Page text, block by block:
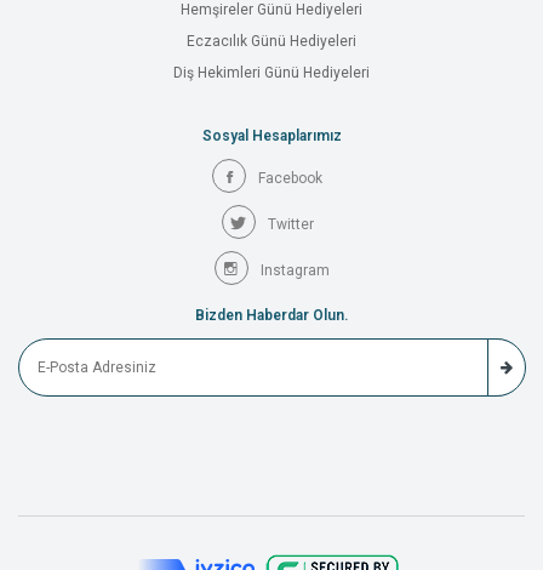
Hemşireler Günü Hediyeleri
Eczacılık Günü Hediyeleri
Diş Hekimleri Günü Hediyeleri
Sosyal Hesaplarımız
Facebook
Twitter
Instagram
Bizden Haberdar Olun.